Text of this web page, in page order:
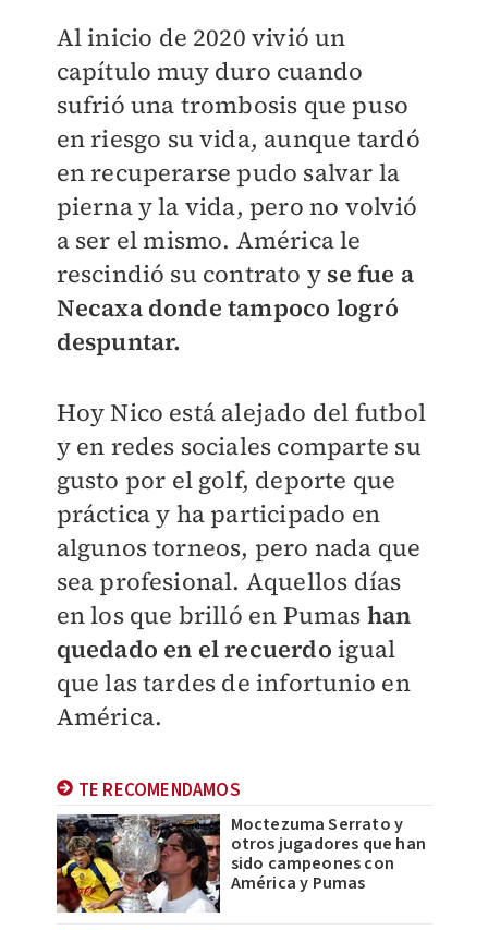
Al inicio de 2020 vivió un
capítulo muy duro cuando
sufrió una trombosis que puso
en riesgo su vida, aunque tardó
en recuperarse pudo salvar la
pierna y la vida, pero no volvió
a ser el mismo. América le
rescindió su contrato y se fue a
Necaxa donde tampoco logró
despuntar.
Hoy Nico está alejado del futbol
y en redes sociales comparte su
gusto por el golf, deporte que
práctica y ha participado en
algunos torneos, pero nada que
sea profesional. Aquellos días
en los que brilló en Pumas han
quedado en el recuerdo igual
que las tardes de infortunio en
América.
TE RECOMENDAMOS
Moctezuma Serrato y
otros jugadores que han
sido campeones con
América y Pumas